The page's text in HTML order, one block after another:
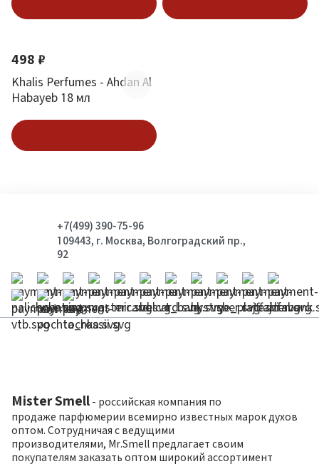
498 ₽
Khalis Perfumes - Ahdan Al
Habayeb 18 мл
+7(499) 390-75-96
109443, г. Москва, Волгоградский пр.,
92
Mister Smell - российская компания по
продаже парфюмерии всемирно известных марок духов
оптом. Сотрудничая с ведущими
производителями, Mr.Smell предлагает своим
покупателям заказать оптом широкий ассортимент